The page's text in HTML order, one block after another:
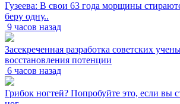
Гузеева: В свои 63 года морщины
беру одну..
9 часов назад
Засекреченная разработка советских
восстановления потенции
6 часов назад
Грибок ногтей? Попробуйте это, если вы